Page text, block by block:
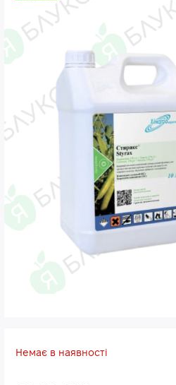
Немає в наявності